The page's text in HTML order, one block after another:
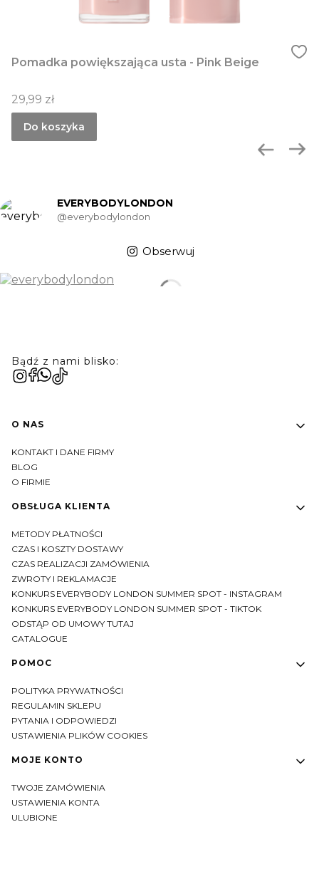
Pomadka powiększająca usta - Pink Beige
Cena
29,99 zł
Do koszyka
EVERYBODYLONDON
@everybodylondon
Obserwuj
Bądź z nami blisko:
Linki w stopce
O NAS
KONTAKT I DANE FIRMY
BLOG
O FIRMIE
OBSŁUGA KLIENTA
METODY PŁATNOŚCI
CZAS I KOSZTY DOSTAWY
CZAS REALIZACJI ZAMÓWIENIA
ZWROTY I REKLAMACJE
KONKURS EVERYBODY LONDON SUMMER SPOT - INSTAGRAM
KONKURS EVERYBODY LONDON SUMMER SPOT - TIKTOK
ODSTĄP OD UMOWY TUTAJ
CATALOGUE
POMOC
POLITYKA PRYWATNOŚCI
REGULAMIN SKLEPU
PYTANIA I ODPOWIEDZI
USTAWIENIA PLIKÓW COOKIES
MOJE KONTO
TWOJE ZAMÓWIENIA
USTAWIENIA KONTA
ULUBIONE